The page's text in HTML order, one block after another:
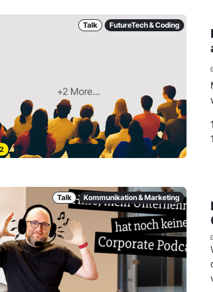
+2 More...
Talk FutureTech & Coding
Talk Kommunikation & Marketing